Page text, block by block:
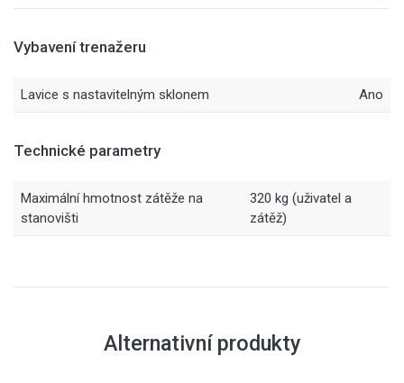
Vybavení trenažeru
Lavice s nastavitelným sklonem Ano
Technické parametry
Maximální hmotnost zátěže na
stanovišti
320 kg (uživatel a
zátěž)
Alternativní produkty